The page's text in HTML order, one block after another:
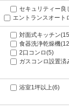
セキュリティー良
エントランスオート
対面式キッチン
食器洗浄乾燥機
2口コンロ(5)
ガスコンロ設置済
浴室1坪以上(6)